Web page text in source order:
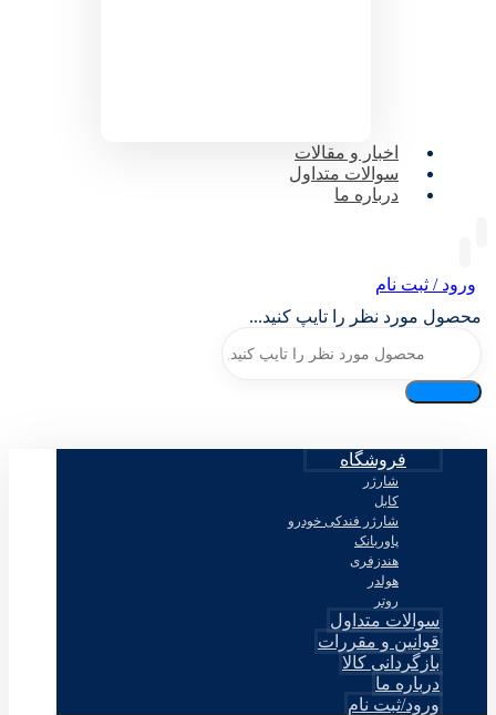
اخبار و مقالات
سوالات متداول
درباره ما
ورود / ثبت نام
محصول مورد نظر را تایپ کنید...
فروشگاه
شارژر
کابل
شارژر فندکی خودرو
پاوربانک
هندزفری
هولدر
روتر
سوالات متداول
قوانین و مقررات
بازگردانی کالا
درباره ما
ورود/ثبت نام